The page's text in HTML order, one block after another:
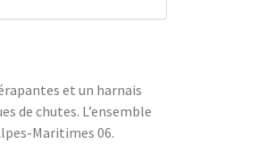
et un harnais
de chutes. L’ensemble
Maritimes 06.